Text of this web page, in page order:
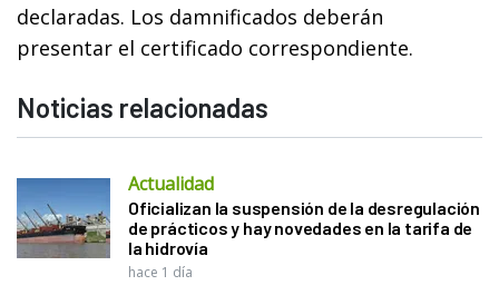
declaradas. Los damnificados deberán
presentar el certificado correspondiente.
Noticias relacionadas
Actualidad
Oficializan la suspensión de la desregulación
de prácticos y hay novedades en la tarifa de
la hidrovía
hace 1 día